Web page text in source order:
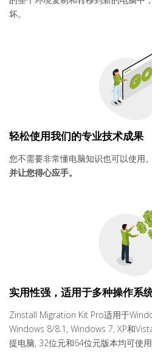
坏。
轻松使用我们的专业技术成果
您不需要非常懂电脑知识也可以使用
并让您得心应手。
实用性强，适用于多种操作系
Zinstall Migration Kit Pro适用于
Windows 8/8.1, Windows 7, XP和
提电脑, 32位元和64位元版本均可使用